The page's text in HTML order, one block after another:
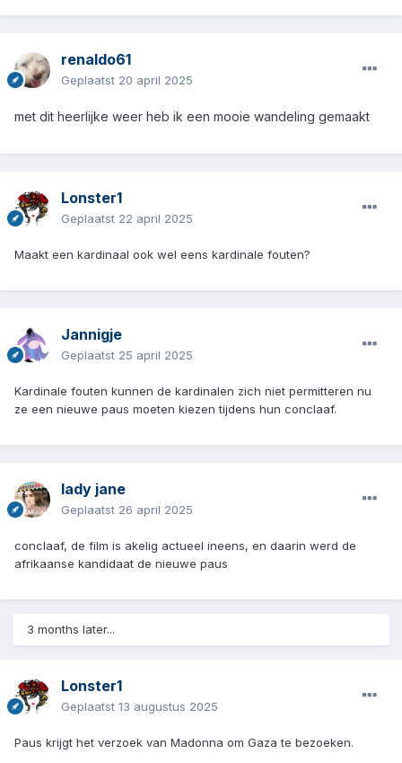
renaldo61
Geplaatst 20 april 2025
met dit heerlijke weer heb ik een mooie wandeling gemaakt
Lonster1
Geplaatst 22 april 2025
Maakt een kardinaal ook wel eens kardinale fouten?
Jannigje
Geplaatst 25 april 2025
Kardinale fouten kunnen de kardinalen zich niet permitteren nu
ze een nieuwe paus moeten kiezen tijdens hun conclaaf.
lady jane
Geplaatst 26 april 2025
conclaaf, de film is akelig actueel ineens, en daarin werd de
afrikaanse kandidaat de nieuwe paus
3 months later...
Lonster1
Geplaatst 13 augustus 2025
Paus krijgt het verzoek van Madonna om Gaza te bezoeken.